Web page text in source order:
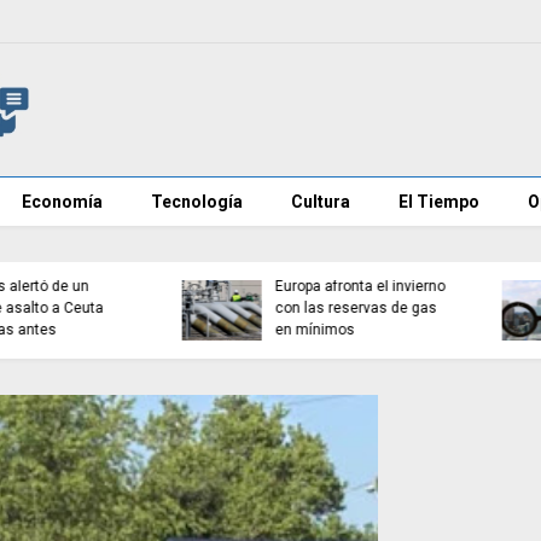
Economía Tecnología Cultura El Tiempo
Aíslan en Galicia a un
turista tras dar positivo
culpar públicamente a
Marruecos por la crisis
migratoria de Ceuta